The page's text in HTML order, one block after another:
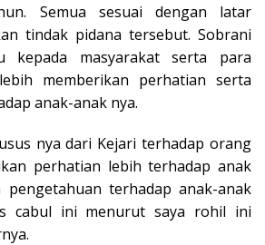
Semua sesuai dengan latar
tindak pidana tersebut. Sobrani
kepada masyarakat serta para
memberikan perhatian serta
anak-anak nya.
nya dari Kejari terhadap orang
perhatian lebih terhadap anak
pengetahuan terhadap anak-anak
cabul ini menurut saya rohil ini